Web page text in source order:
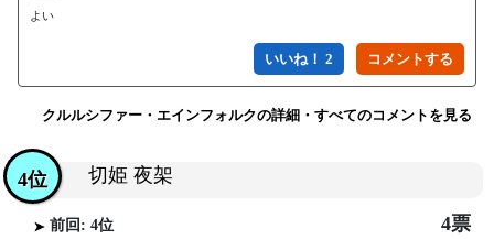
よい
いいね！ 2
クルルシファー・エインフォルクの詳細・すべてのコメントを見る
切姫 夜架
4位
前回: 4位 4票